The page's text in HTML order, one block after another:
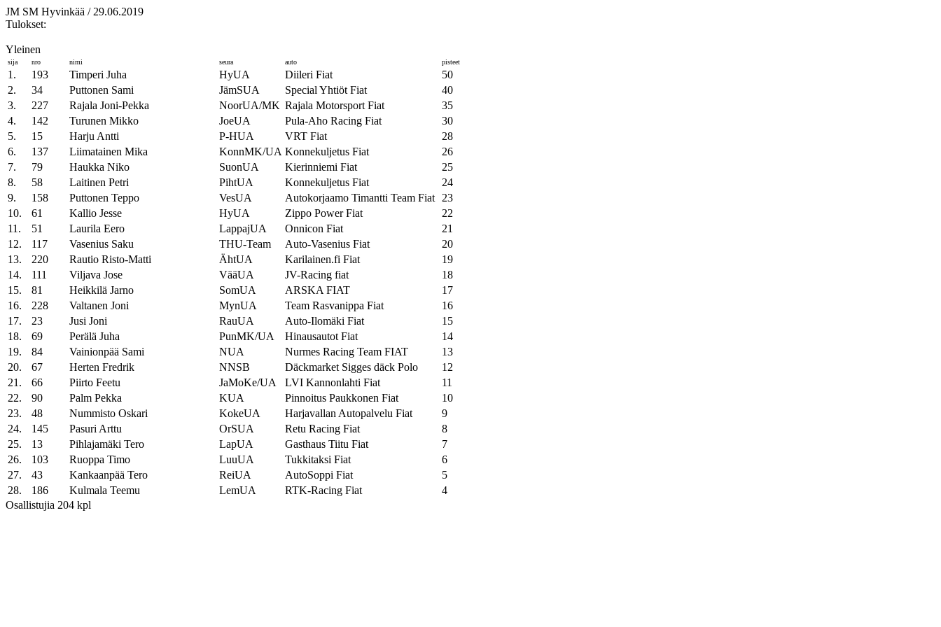
JM SM Hyvinkää / 29.06.2019
Tulokset:
Yleinen
sija nro nimi seura auto pisteet
1. 193 Timperi Juha HyUA Diileri Fiat
50
2.
34 Puttonen Sami JämSUA Special Yhtiöt Fiat
40
3.
227 Rajala Joni-Pekka NoorUA/MK Rajala Motorsport Fiat
35
4.
142 Turunen Mikko JoeUA Pula-Aho Racing Fiat
30
5.
15 Harju Antti P-HUA VRT Fiat
28
6.
137 Liimatainen Mika KonnMK/UA Konnekuljetus Fiat
26
7.
79 Haukka Niko SuonUA Kierinniemi Fiat
25
8.
58 Laitinen Petri PihtUA Konnekuljetus Fiat
24
9.
158 Puttonen Teppo VesUA Autokorjaamo Timantti Team Fiat
23
10.
61 Kallio Jesse HyUA Zippo Power Fiat
22
11.
51 Laurila Eero LappajUA Onnicon Fiat
21
12.
117 Vasenius Saku THU-Team Auto-Vasenius Fiat
20
13.
220 Rautio Risto-Matti ÄhtUA Karilainen.fi Fiat
19
14.
111 Viljava Jose VääUA JV-Racing fiat
18
15.
81 Heikkilä Jarno SomUA ARSKA FIAT
17
16.
228 Valtanen Joni MynUA Team Rasvanippa Fiat
16
17.
23 Jusi Joni RauUA Auto-Ilomäki Fiat
15
18.
69 Perälä Juha PunMK/UA Hinausautot Fiat
14
19.
84 Vainionpää Sami NUA Nurmes Racing Team FIAT
13
20.
67 Herten Fredrik NNSB Däckmarket Sigges däck Polo
12
21.
66 Piirto Feetu JaMoKe/UA LVI Kannonlahti Fiat
11
22.
90 Palm Pekka KUA Pinnoitus Paukkonen Fiat
10
23.
48 Nummisto Oskari KokeUA Harjavallan Autopalvelu Fiat
9
24.
145 Pasuri Arttu OrSUA Retu Racing Fiat
8
25.
13 Pihlajamäki Tero LapUA Gasthaus Tiitu Fiat
7
26.
103 Ruoppa Timo LuuUA Tukkitaksi Fiat
6
27.
43 Kankaanpää Tero ReiUA AutoSoppi Fiat
5
28.
186 Kulmala Teemu LemUA RTK-Racing Fiat
4
Osallistujia 204 kpl